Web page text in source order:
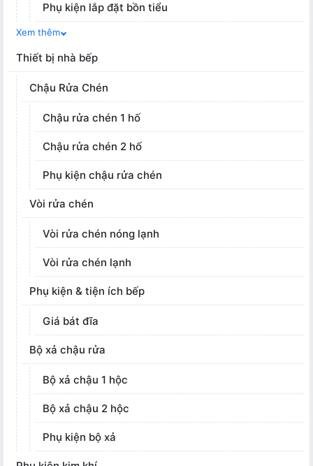
Phụ kiện lắp đặt bồn tiểu
Xem thêm
Thiết bị nhà bếp
Chậu Rửa Chén
Chậu rửa chén 1 hố
Chậu rửa chén 2 hố
Phụ kiện chậu rửa chén
Vòi rửa chén
Vòi rửa chén nóng lạnh
Vòi rửa chén lạnh
Phụ kiện & tiện ích bếp
Giá bát đĩa
Bộ xả chậu rửa
Bộ xả chậu 1 hộc
Bộ xả chậu 2 hộc
Phụ kiện bộ xả